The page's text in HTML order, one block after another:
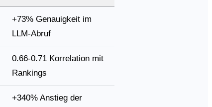
+73% Genauigkeit im
LLM-Abruf
0.66-0.71 Korrelation mit
Rankings
+340% Anstieg der